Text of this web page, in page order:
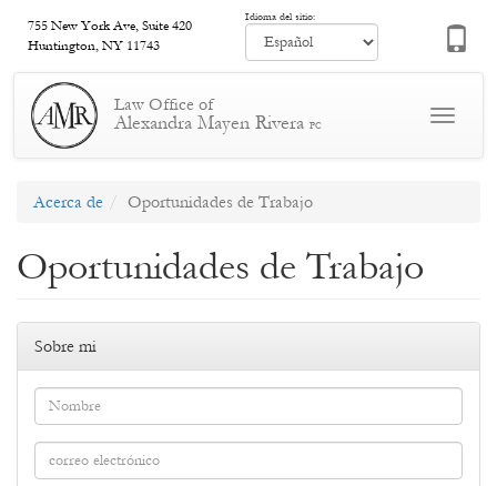
principal
755 New York Ave, Suite 420
Huntington, NY 11743
Idioma del sitio:
Law Office of
Alexandra Mayen Rivera PC
Toggle
Acerca de Oportunidades de Trabajo
Oportunidades de Trabajo
Sobre mi
Nombre